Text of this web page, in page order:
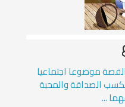
موضوعا اجتماعيا
الصداقة والمحبة
...